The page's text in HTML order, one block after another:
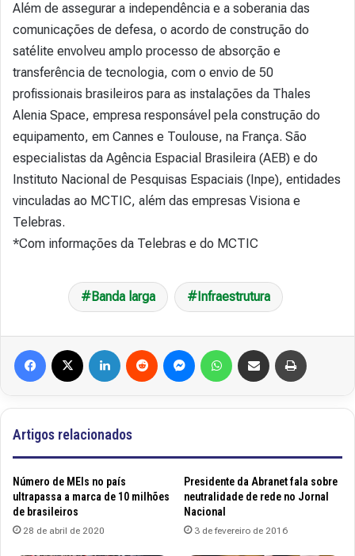
Além de assegurar a independência e a soberania das
comunicações de defesa, o acordo de construção do
satélite envolveu amplo processo de absorção e
transferência de tecnologia, com o envio de 50
profissionais brasileiros para as instalações da Thales
Alenia Space, empresa responsável pela construção do
equipamento, em Cannes e Toulouse, na França. São
especialistas da Agência Espacial Brasileira (AEB) e do
Instituto Nacional de Pesquisas Espaciais (Inpe), entidades
vinculadas ao MCTIC, além das empresas Visiona e
Telebras.
*Com informações da Telebras e do MCTIC
Banda larga Infraestrutura
Artigos relacionados
Número de MEIs no país
ultrapassa a marca de 10 milhões
de brasileiros
28 de abril de 2020
Presidente da Abranet fala sobre
neutralidade de rede no Jornal
Nacional
3 de fevereiro de 2016